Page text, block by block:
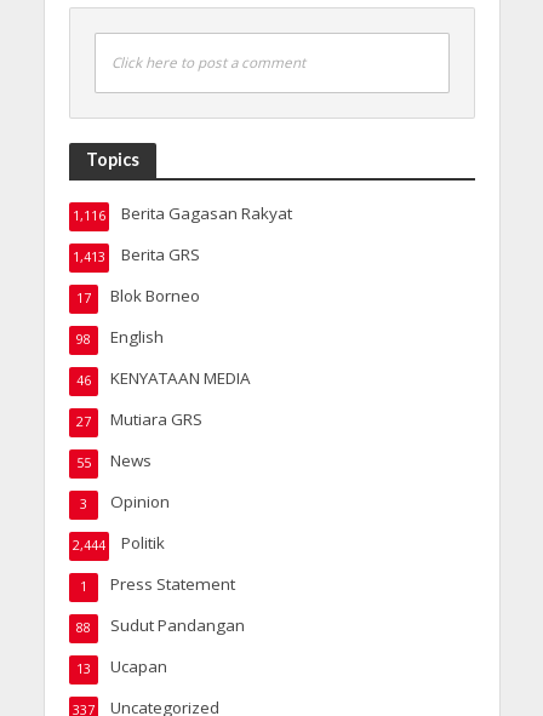
Click here to post a comment
Topics
Berita Gagasan Rakyat
1,116
Berita GRS
1,413
Blok Borneo
17
English
98
KENYATAAN MEDIA
46
Mutiara GRS
27
News
55
Opinion
3
Politik
2,444
Press Statement
1
Sudut Pandangan
88
Ucapan
13
Uncategorized
337